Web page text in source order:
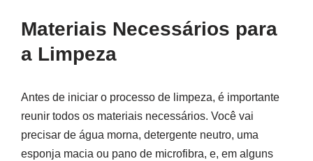
Materiais Necessários para
a Limpeza
Antes de iniciar o processo de limpeza, é importante
reunir todos os materiais necessários. Você vai
precisar de água morna, detergente neutro, uma
esponja macia ou pano de microfibra, e, em alguns